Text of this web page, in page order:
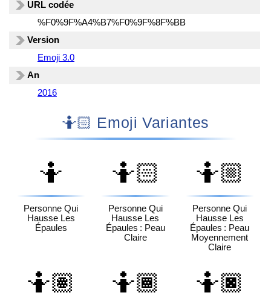
URL codée
%F0%9F%A4%B7%F0%9F%8F%BB
Version
Emoji 3.0
An
2016
🤷🏻 Emoji Variantes
🤷
Personne Qui
Hausse Les
Épaules
🤷🏻
Personne Qui
Hausse Les
Épaules : Peau
Claire
🤷🏼
Personne Qui
Hausse Les
Épaules : Peau
Moyennement
Claire
🤷🏽 🤷🏾 🤷🏿